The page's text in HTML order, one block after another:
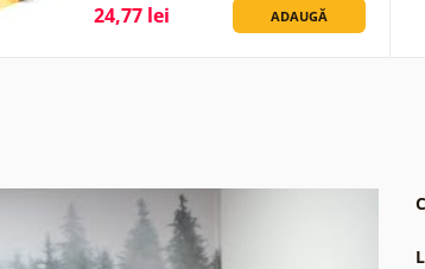
24,77 lei ADAUGĂ